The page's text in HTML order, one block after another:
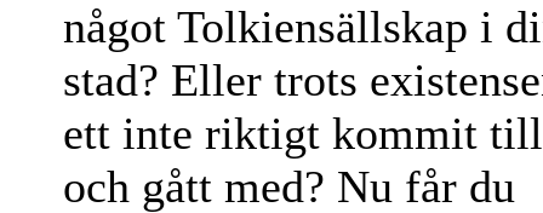
något Tolkiensällskap i
stad? Eller trots
ett inte riktigt kommit
och gått med? Nu får du